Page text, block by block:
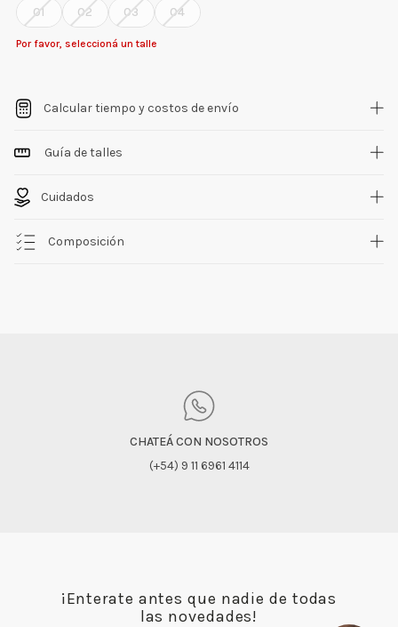
01 02 03 04
Por favor, seleccioná un talle
Calcular tiempo y costos de envío
Guía de talles
Cuidados
Composición
CHATEÁ CON NOSOTROS
(+54) 9 11 6961 4114
¡Enterate antes que nadie de todas
las novedades!